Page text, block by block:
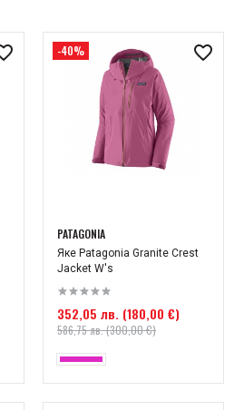
-40%
PATAGONIA
Яке Patagonia Granite Crest
Jacket W's
352,05 лв. (180,00 €)
586,75 лв. (300,00 €)